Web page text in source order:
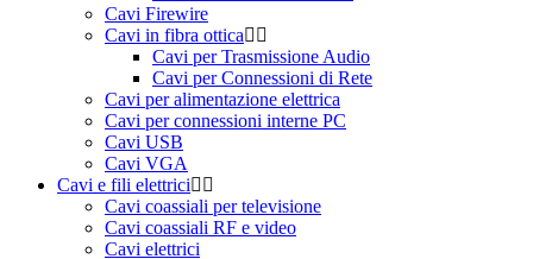
Cavi Firewire
Cavi in fibra ottica
Cavi per Trasmissione Audio
Cavi per Connessioni di Rete
Cavi per alimentazione elettrica
Cavi per connessioni interne PC
Cavi USB
Cavi VGA
Cavi e fili elettrici
Cavi coassiali per televisione
Cavi coassiali RF e video
Cavi elettrici